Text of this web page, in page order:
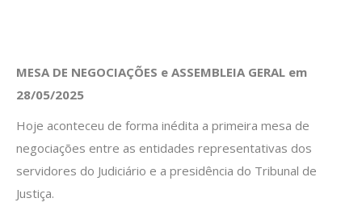
MESA DE NEGOCIAÇÕES e ASSEMBLEIA GERAL em
28/05/2025
Hoje aconteceu de forma inédita a primeira mesa de
negociações entre as entidades representativas dos
servidores do Judiciário e a presidência do Tribunal de
Justiça.